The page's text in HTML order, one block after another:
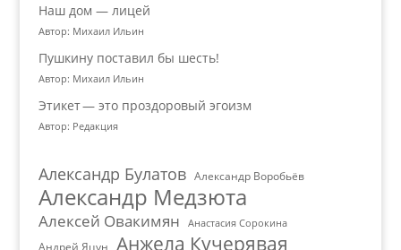
Наш дом — лицей
Автор: Михаил Ильин
Пушкину поставил бы шесть!
Автор: Михаил Ильин
Этикет — это проздоровый эгоизм
Автор: Редакция
Александр Булатов Александр Воробьёв
Александр Медзюта
Алексей Овакимян Анастасия Сорокина
Андрей Яцун Анжела Кучерявая